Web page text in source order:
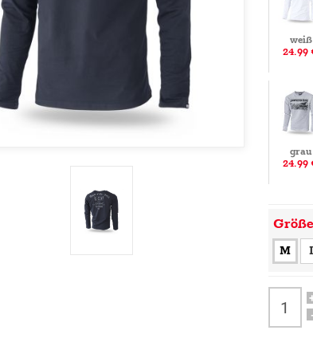
weiß
24.99
grau
24.99
Größe
M